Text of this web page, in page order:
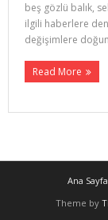
beş gözlü balık,
ilgili haberlere
değişimlere
Read More
Ana Sayfa
Theme by